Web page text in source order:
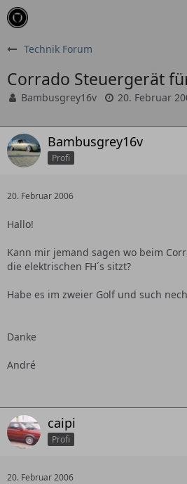
Technik Forum
Corrado Steuergerät
Bambusgrey16v 20. Februar
Bambusgrey16v
Profi
20. Februar 2006
Hallo!
Kann mir jemand sagen wo beim
die elektrischen FH´s sitzt?
Habe es im zweier Golf und such
Danke
André
caipi
Profi
20. Februar 2006